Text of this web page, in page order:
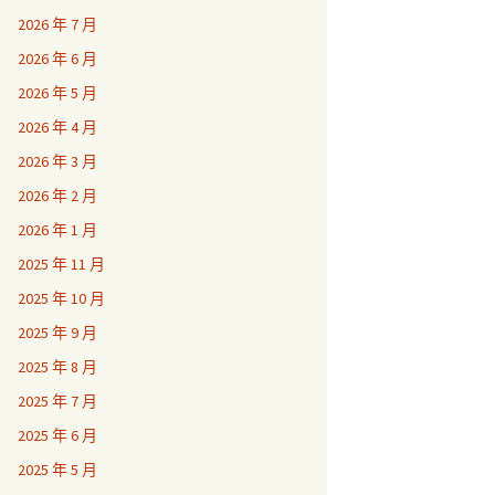
2026 年 7 月
2026 年 6 月
2026 年 5 月
2026 年 4 月
2026 年 3 月
2026 年 2 月
2026 年 1 月
2025 年 11 月
2025 年 10 月
2025 年 9 月
2025 年 8 月
2025 年 7 月
2025 年 6 月
2025 年 5 月